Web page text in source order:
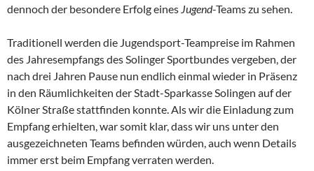
dennoch der besondere Erfolg eines Jugend-Teams zu sehen.
Traditionell werden die Jugendsport-Teampreise im Rahmen
des Jahresempfangs des Solinger Sportbundes vergeben, der
nach drei Jahren Pause nun endlich einmal wieder in Präsenz
in den Räumlichkeiten der Stadt-Sparkasse Solingen auf der
Kölner Straße stattfinden konnte. Als wir die Einladung zum
Empfang erhielten, war somit klar, dass wir uns unter den
ausgezeichneten Teams befinden würden, auch wenn Details
immer erst beim Empfang verraten werden.